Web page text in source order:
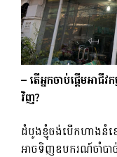
– តើ​អ្នក​ចាប់​ផ្តើម​អាជី
វិញ?
ដំបូងខ្ញុំចង់បើកហាងនំខ
អាចទិញឧបករណ៍ចាំបាច់